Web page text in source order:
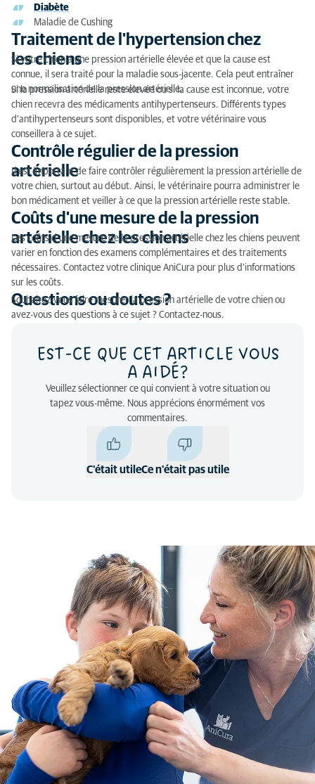
Coûts d'une mesure de la pression artérielle chez les
chiens
Questions ou doutes ?
Diabète
Maladie de Cushing
Traitement de l'hypertension chez
les chiens
Si votre chien a une pression artérielle élevée et que la cause est
connue, il sera traité pour la maladie sous-jacente. Cela peut entraîner
une normalisation de la pression artérielle.
Si la pression artérielle reste élevée ou si la cause est inconnue, votre
chien recevra des médicaments antihypertenseurs. Différents types
d'antihypertenseurs sont disponibles, et votre vétérinaire vous
conseillera à ce sujet.
Contrôle régulier de la pression
artérielle
Il est important de faire contrôler régulièrement la pression artérielle de
votre chien, surtout au début. Ainsi, le vétérinaire pourra administrer le
bon médicament et veiller à ce que la pression artérielle reste stable.
Coûts d'une mesure de la pression
artérielle chez les chiens
Les coûts d'une mesure de la pression artérielle chez les chiens peuvent
varier en fonction des examens complémentaires et des traitements
nécessaires. Contactez votre clinique AniCura pour plus d'informations
sur les coûts.
Questions ou doutes ?
Souhaitez-vous faire mesurer la pression artérielle de votre chien ou
avez-vous des questions à ce sujet ? Contactez-nous.
EST-CE QUE CET ARTICLE VOUS
A AIDÉ?
Veuillez sélectionner ce qui convient à votre situation ou
tapez vous-même. Nous apprécions énormément vos
commentaires.
C'était utileCe n'était pas utile